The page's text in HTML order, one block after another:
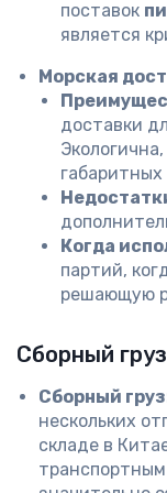
поставок
является
Морская
доставки
габаритных
Когда
партий,
решающую
Сборный
Сборный
нескольких
складе в